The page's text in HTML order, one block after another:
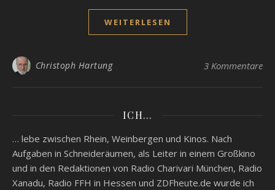
WEITERLESEN
Christoph Hartung 3 Kommentare
ICH…
… lebe zwischen Rhein, Weinbergen und Kinos. Nach
Aufgaben in Schneideräumen, als Leiter in einem Großkino
und in den Redaktionen von Radio Charivari München, Radio
Xanadu, Radio FFH in Hessen und ZDFheute.de wurde ich